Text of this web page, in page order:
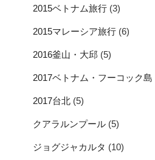
2015ベトナム旅行 (3)
2015マレーシア旅行 (6)
2016釜山・大邱 (5)
2017ベトナム・フーコック島
2017台北 (5)
クアラルンプール (5)
ジョグジャカルタ (10)